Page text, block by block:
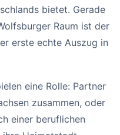
bietet. Gerade
Raum ist der
erste echte Auszug in
eine Rolle: Partner
zusammen, oder
einer beruflichen